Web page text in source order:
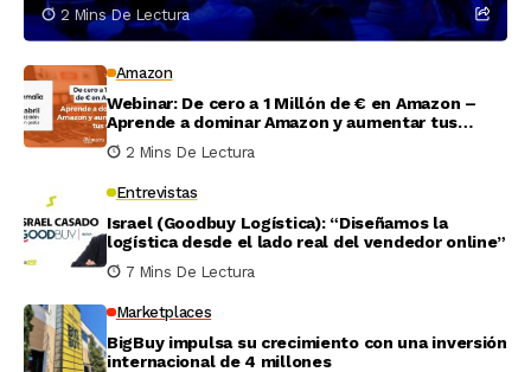
2 Mins De Lectura
Amazon
Webinar: De cero a 1 Millón de € en Amazon –
Aprende a dominar Amazon y aumentar tus
ventas
2 Mins De Lectura
Entrevistas
Israel (Goodbuy Logística): “Diseñamos la
logística desde el lado real del vendedor online”
7 Mins De Lectura
Marketplaces
BigBuy impulsa su crecimiento con una inversión
internacional de 4 millones